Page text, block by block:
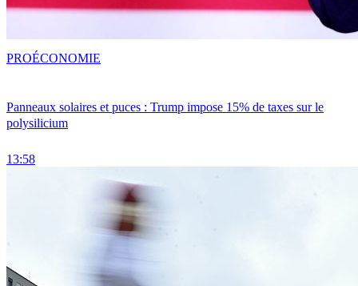
Panneaux solaires et puces : Trump impose 15% de taxes sur le
polysilicium
13:58
PROÉCONOMIE